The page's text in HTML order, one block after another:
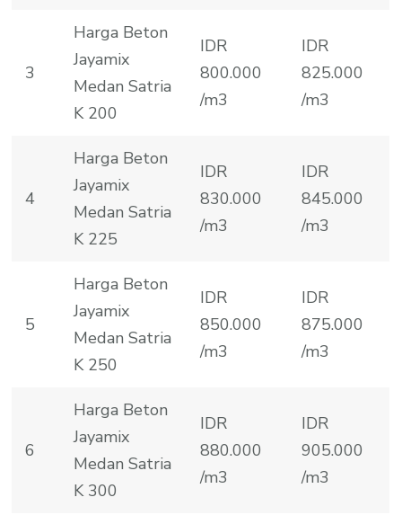
3
Harga Beton
Jayamix
Medan Satria
K 200
IDR
800.000
/m3
IDR
825.000
/m3
4
Harga Beton
Jayamix
Medan Satria
K 225
IDR
830.000
/m3
IDR
845.000
/m3
5
Harga Beton
Jayamix
Medan Satria
K 250
IDR
850.000
/m3
IDR
875.000
/m3
6
Harga Beton
Jayamix
Medan Satria
K 300
IDR
880.000
/m3
IDR
905.000
/m3